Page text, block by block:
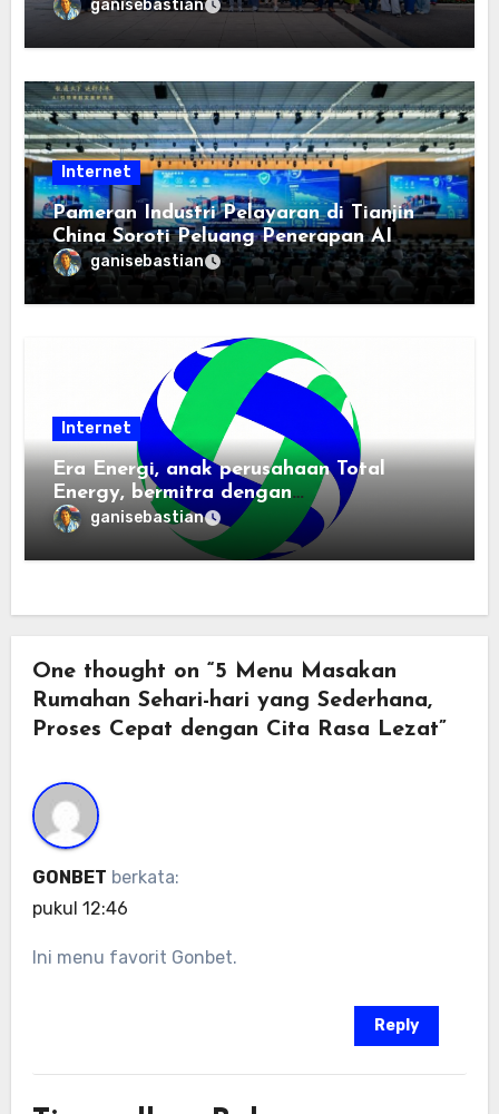
Berorientasi pada Masyarakat
ganisebastian
Internet
Pameran Industri Pelayaran di Tianjin
China Soroti Peluang Penerapan AI
ganisebastian
Internet
Era Energi, anak perusahaan Total
Energy, bermitra dengan
Zhuochuangtong untuk mempercepat
transisi energi Indonesia — raksasa
energi global bergabung dengan tim
ganisebastian
One thought on “5 Menu Masakan
Rumahan Sehari-hari yang Sederhana,
Proses Cepat dengan Cita Rasa Lezat”
GONBET berkata:
pukul 12:46
Ini menu favorit Gonbet.
Reply